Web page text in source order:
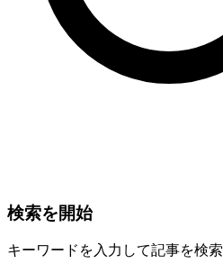
検索を開始
キーワードを入力して記事を検索